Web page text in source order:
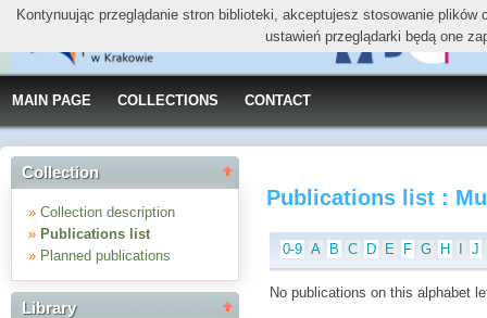
MAIN PAGE COLLECTIONS CONTACT
Collection
» Collection description
» Publications list
» Planned publications
Library
Publications list :
0-9 A B C D E F G H J
No publications on this alphabet
Kontynuując przeglądanie stron biblioteki, akceptujesz stosowanie
ustawień przeglądarki będą one